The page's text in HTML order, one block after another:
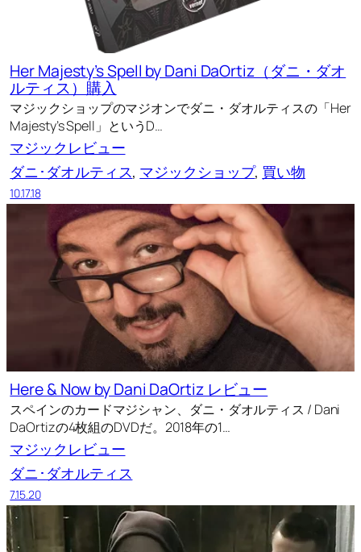
Her Majesty’s Spell by Dani DaOrtiz（ダニ・ダオ
ルティス）購入
マジックショップのマジオンでダニ・ダオルティスの「Her
Majesty’s Spell」というD…
マジックレビュー
ダニ･ダオルティス, マジックショップ, 買い物
10.17.18
Here & Now by Dani DaOrtiz レビュー
スペインのカードマジシャン、ダニ・ダオルティス / Dani
DaOrtizの4枚組のDVDだ。2018年の1…
マジックレビュー
ダニ･ダオルティス
7.15.20